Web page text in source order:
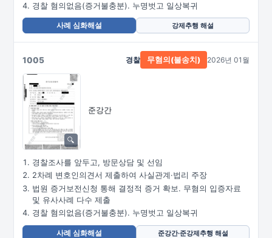
경찰 혐의없음(증거불충분). 누명벗고 일상복귀
사례 심화해설 강제추행 해설
1005
준강간
경찰 무혐의(불송치) 2026년 01월
경찰조사를 앞두고, 방문상담 및 선임
2차례 변호인의견서 제출하여 사실관계·법리 주장
법원 증거보전신청 통해 결정적 증거 확보. 무혐의 입증자료
및 유사사례 다수 제출
경찰 혐의없음(증거불충분). 누명벗고 일상복귀
사례 심화해설 준강간·준강제추행 해설